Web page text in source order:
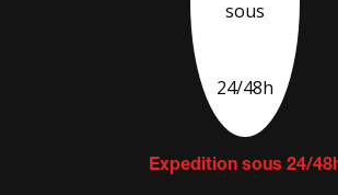
Expedition sous 24/